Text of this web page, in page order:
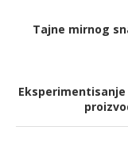
Tajne mirnog